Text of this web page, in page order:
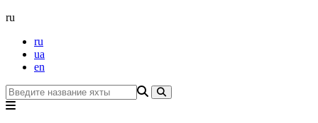
ru
ru
ua
en